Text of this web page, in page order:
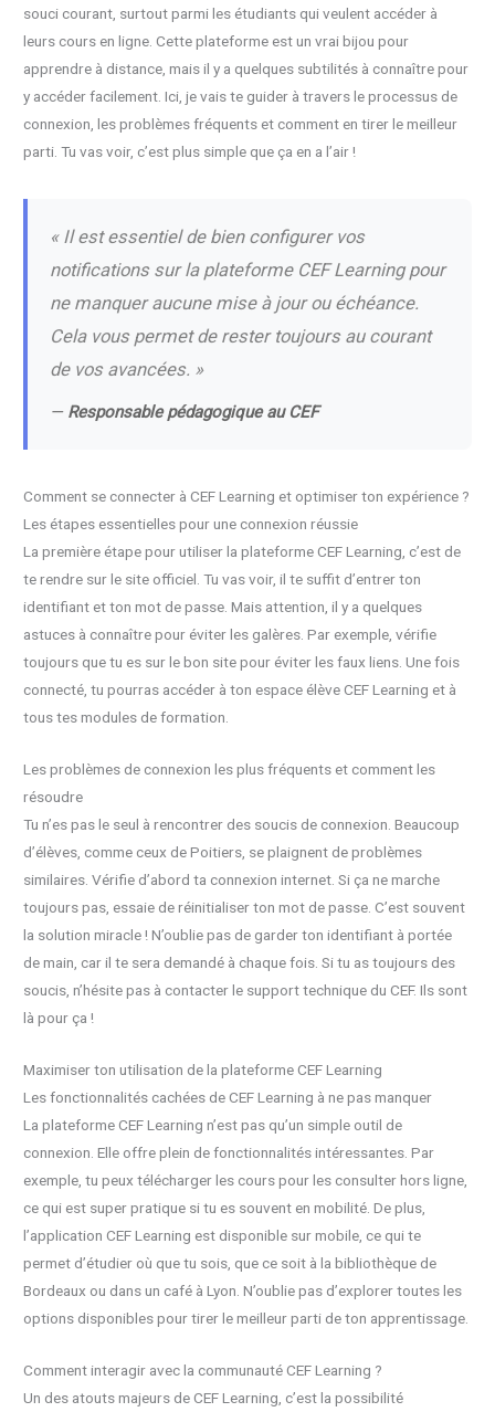
souci courant, surtout parmi les étudiants qui veulent accéder à
leurs cours en ligne. Cette plateforme est un vrai bijou pour
apprendre à distance, mais il y a quelques subtilités à connaître pour
y accéder facilement. Ici, je vais te guider à travers le processus de
connexion, les problèmes fréquents et comment en tirer le meilleur
parti. Tu vas voir, c’est plus simple que ça en a l’air !
« Il est essentiel de bien configurer vos
notifications sur la plateforme CEF Learning pour
ne manquer aucune mise à jour ou échéance.
Cela vous permet de rester toujours au courant
de vos avancées. »
— Responsable pédagogique au CEF
Comment se connecter à CEF Learning et optimiser ton expérience ?
Les étapes essentielles pour une connexion réussie
La première étape pour utiliser la plateforme CEF Learning, c’est de
te rendre sur le site officiel. Tu vas voir, il te suffit d’entrer ton
identifiant et ton mot de passe. Mais attention, il y a quelques
astuces à connaître pour éviter les galères. Par exemple, vérifie
toujours que tu es sur le bon site pour éviter les faux liens. Une fois
connecté, tu pourras accéder à ton espace élève CEF Learning et à
tous tes modules de formation.
Les problèmes de connexion les plus fréquents et comment les
résoudre
Tu n’es pas le seul à rencontrer des soucis de connexion. Beaucoup
d’élèves, comme ceux de Poitiers, se plaignent de problèmes
similaires. Vérifie d’abord ta connexion internet. Si ça ne marche
toujours pas, essaie de réinitialiser ton mot de passe. C’est souvent
la solution miracle ! N’oublie pas de garder ton identifiant à portée
de main, car il te sera demandé à chaque fois. Si tu as toujours des
soucis, n’hésite pas à contacter le support technique du CEF. Ils sont
là pour ça !
Maximiser ton utilisation de la plateforme CEF Learning
Les fonctionnalités cachées de CEF Learning à ne pas manquer
La plateforme CEF Learning n’est pas qu’un simple outil de
connexion. Elle offre plein de fonctionnalités intéressantes. Par
exemple, tu peux télécharger les cours pour les consulter hors ligne,
ce qui est super pratique si tu es souvent en mobilité. De plus,
l’application CEF Learning est disponible sur mobile, ce qui te
permet d’étudier où que tu sois, que ce soit à la bibliothèque de
Bordeaux ou dans un café à Lyon. N’oublie pas d’explorer toutes les
options disponibles pour tirer le meilleur parti de ton apprentissage.
Comment interagir avec la communauté CEF Learning ?
Un des atouts majeurs de CEF Learning, c’est la possibilité